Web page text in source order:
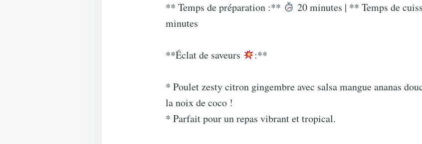
** Temps de préparation :** 20 minutes | ** Temps de
minutes
**Éclat de saveurs :**
* Poulet zesty citron gingembre avec salsa mangue ananas
la noix de coco !
* Parfait pour un repas vibrant et tropical.